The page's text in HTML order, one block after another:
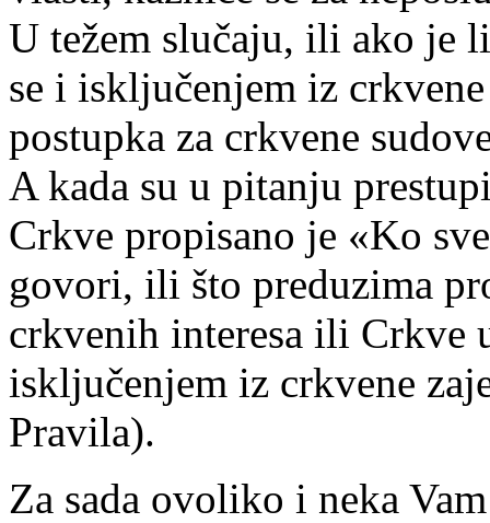
U težem slučaju, ili ako je
se i isključenjem iz
postupka za crkvene
A kada su u pitanju
Crkve propisano je «Ko
govori, ili što preduzima
crkvenih interesa ili Crkve
isključenjem iz crkvene
Pravila).
Za sada ovoliko i neka